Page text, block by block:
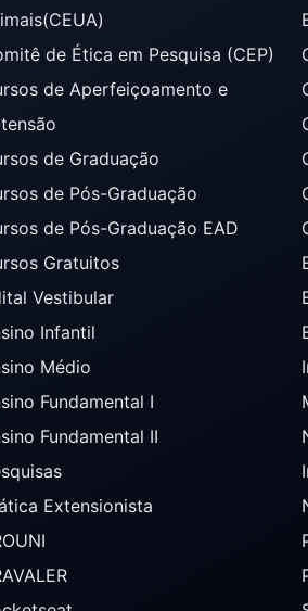
de Ética em Pesquisa (CEP)
de Aperfeiçoamento e
de Graduação
de Pós-Graduação
de Pós-Graduação EAD
Gratuitos
Vestibular
Infantil
Médio
Fundamental I
Fundamental II
Extensionista